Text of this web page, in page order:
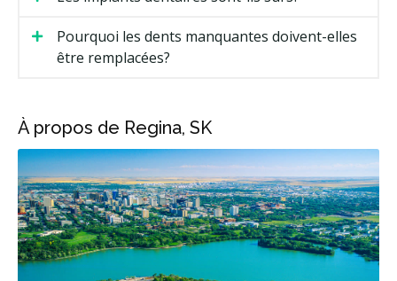
Pourquoi les dents manquantes doivent-elles
être remplacées?
À propos de Regina, SK